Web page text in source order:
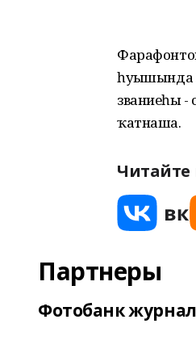
һуғышында
званиеһы
ҡатнаша.
Читайте
Партнеры
Фотобанк